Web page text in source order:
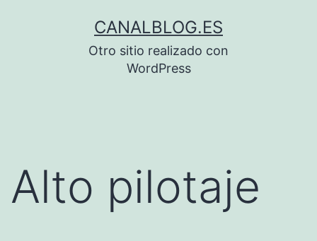
CANALBLOG.ES
Otro sitio realizado con
WordPress
Alto pilotaje